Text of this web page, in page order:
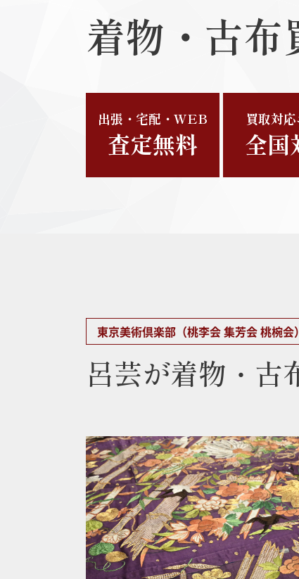
丹波布 ヨー
着物・古布
出張・宅配・WEB
査定無料
買取対
全国
東京美術倶楽部（桃李会 集芳会 桃椀会
呂芸が着物・古